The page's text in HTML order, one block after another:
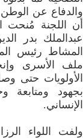
والدفاع عن الوطن
أن اللجنة مُنحت
عبدالملك بدر
المشاط رئيس
ملف الأسرى
الأولويات حتى
بجهود ومتابعة
الإنساني.
ولفت اللواء